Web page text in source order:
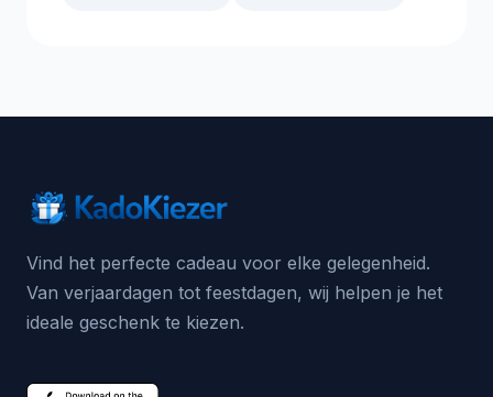
Vind het perfecte cadeau voor elke gelegenheid.
Van verjaardagen tot feestdagen, wij helpen je het
ideale geschenk te kiezen.